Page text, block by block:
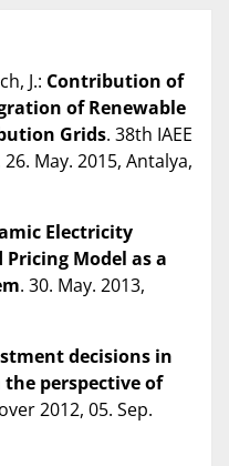
J.: Contribution of
of Renewable
Grids. 38th IAEE
May. 2015, Antalya,
Electricity
Pricing Model as a
. 30. May. 2013,
decisions in
perspective of
2012, 05. Sep.